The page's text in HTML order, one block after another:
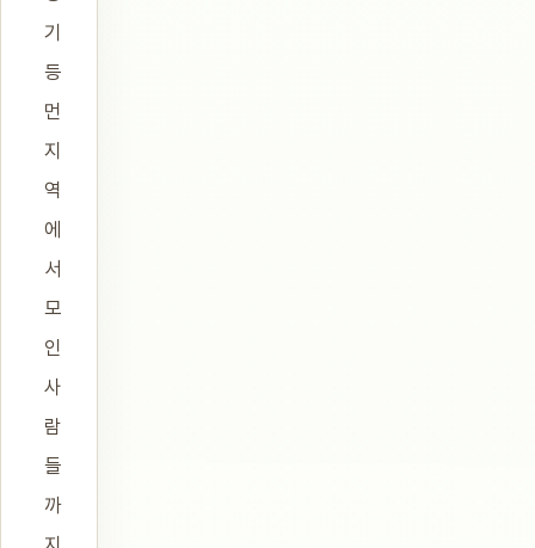
기
등
먼
지
역
에
서
모
인
사
람
들
까